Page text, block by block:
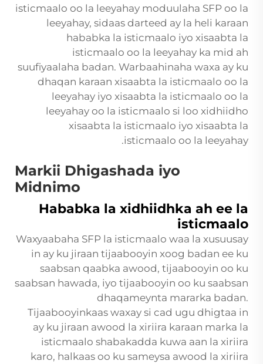
isticmaalo oo la leeyahay moduulaha SFP oo la
leeyahay, sidaas darteed ay la heli karaan
hababka la isticmaalo iyo xisaabta la
isticmaalo oo la leeyahay ka mid ah
suufiyaalaha badan. Warbaahinaha waxa ay ku
dhaqan karaan xisaabta la isticmaalo oo la
leeyahay iyo xisaabta la isticmaalo oo la
leeyahay oo la isticmaalo si loo xidhiidho
xisaabta la isticmaalo iyo xisaabta la
isticmaalo oo la leeyahay.
Markii Dhigashada iyo
Midnimo
Hababka la xidhiidhka ah ee la
isticmaalo
Waxyaabaha SFP la isticmaalo waa la xusuusay
in ay ku jiraan tijaabooyin xoog badan ee ku
saabsan qaabka awood, tijaabooyin oo ku
saabsan hawada, iyo tijaabooyin oo ku saabsan
dhaqameynta mararka badan.
Tijaabooyinkaas waxay si cad ugu dhigtaa in
ay ku jiraan awood la xiriira karaan marka la
isticmaalo shabakadda kuwa aan la xiriira
karo, halkaas oo ku sameysa awood la xiriira